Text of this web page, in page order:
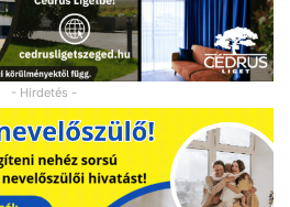
- Hirdetés -